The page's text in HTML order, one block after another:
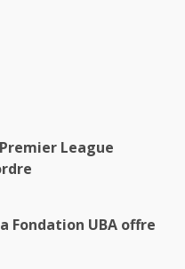
League
Fondation UBA offre